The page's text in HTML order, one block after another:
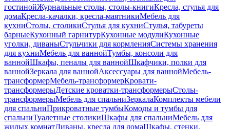
гостинойЖурнальные столы, столы-книгиКресла, стулья для
домаКресла-качалки, кресла-маятникиМебель для
кухниСтолы, столикиСтулья для кухниСтулья, табуреты
барныеКухонный гарнитурКухонные модулиКухонные
уголки, диваныСтульчики для кормленияСистемы хранения
для кухниМебель для ваннойТумбы, консоли для
ваннойШкафы, пеналы для ваннойШкафчики, полки для
ваннойЗеркала для ваннойАксессуары для ваннойМебель-
трансформерМебель-трансформерКровати-
трансформерыДетские кроватки-трансформерыСтолы-
трансформерыМебель для спальниЗеркалаКомплекты мебели
для спальниПрикроватные тумбыКомоды и тумбы для
спальниТуалетные столикиШкафы для спальниМебель для
жилых комнатДиваны, кресла для домаШкафы, стенки,